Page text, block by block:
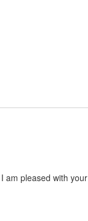
pleased with